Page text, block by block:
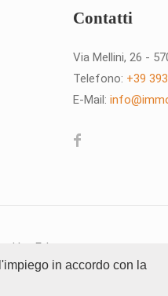
in accordo con la
Contatti
Via Mellini, 26 -
Telefono: +39
E-Mail:
by: E-lane
l'utilizzo senza consenso